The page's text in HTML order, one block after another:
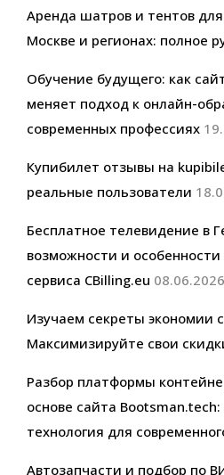
Аренда шатров и тентов
Москве и регионах: полное
Обучение будущего: как
меняет подход к онлайн-
современных профессиях
Купибилет отзывы на
реальные пользователи
Бесплатное телевидение в
возможности и
сервиса CBilling.eu 08.06.2026
Изучаем секреты экономии
Максимизируйте свои
Разбор платформы
основе сайта
технология для
Автозапчасти и подбор по